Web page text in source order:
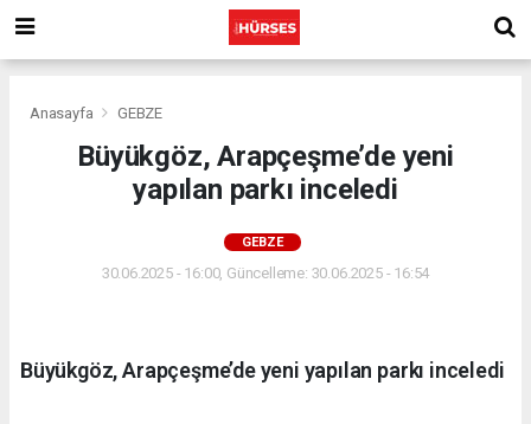
Anasayfa GEBZE
Büyükgöz, Arapçeşme’de yeni
yapılan parkı inceledi
GEBZE
30.06.2025 - 16:00, Güncelleme: 30.06.2025 - 16:54
Büyükgöz, Arapçeşme’de yeni yapılan parkı inceledi